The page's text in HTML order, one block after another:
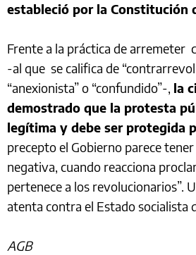
estableció por la Constitución
Frente a la práctica de arremeter
-al que se califica de
“anexionista” o “confundido”-, la
demostrado que la protesta
legítima y debe ser protegida
precepto el Gobierno parece
negativa, cuando reacciona
pertenece a los revolucionarios”.
atenta contra el Estado socialista
AGB